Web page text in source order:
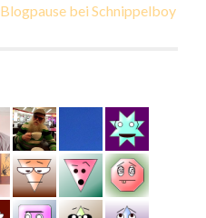
Blogpause bei Schnippelboy